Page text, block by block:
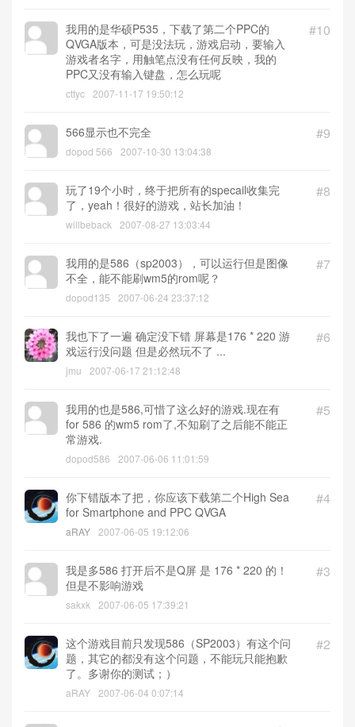
#10
我用的是华硕P535，下载了第二个PPC的
QVGA版本，可是没法玩，游戏启动，要输入
游戏者名字，用触笔点没有任何反映，我的
PPC又没有输入键盘，怎么玩呢
cttyc 2007-11-17 19:50:12
#9
566显示也不完全
dopod 566 2007-10-30 13:04:38
#8
玩了19个小时，终于把所有的specail收集完
了，yeah！很好的游戏，站长加油！
willbeback 2007-08-27 13:03:44
#7
我用的是586（sp2003），可以运行但是图像
不全，能不能刷wm5的rom呢？
dopod135 2007-06-24 23:37:12
#6
我也下了一遍 确定没下错 屏幕是176 * 220 游
戏运行没问题 但是必然玩不了 ...
jmu 2007-06-17 21:12:48
#5
我用的也是586,可惜了这么好的游戏.现在有
for 586 的wm5 rom了,不知刷了之后能不能正
常游戏.
dopod586 2007-06-06 11:01:59
#4
你下错版本了把，你应该下载第二个High Sea
for Smartphone and PPC QVGA
aRAY 2007-06-05 19:12:06
#3
我是多586 打开后不是Q屏 是 176 * 220 的！
但是不影响游戏
sakxk 2007-06-05 17:39:21
#2
这个游戏目前只发现586（SP2003）有这个问
题，其它的都没有这个问题，不能玩只能抱歉
了。多谢你的测试；）
aRAY 2007-06-04 0:07:14